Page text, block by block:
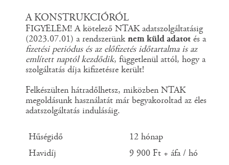
A KONSTRUKCIÓRÓL
FIGYELEM! A kötelező NTAK adatszolgáltatásig
(2023.07.01) a rendszerünk nem küld adatot és a
fizetési periódus és az előfizetés időtartalma is az
említett naptól kezdődik, függetlenül attól, hogy a
szolgáltatás díja kifizetésre került!
Felkészülten hátradőlhetsz, miközben NTAK
megoldásunk használatát már begyakoroltad az éles
adatszolgáltatás indulásáig.
Hűségidő
12 hónap
Havidíj
9 900 Ft + áfa / hó